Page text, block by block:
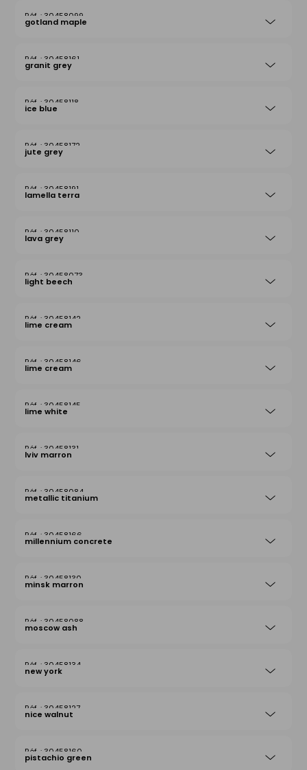
30458099
gotland maple
30458161
granit grey
30458118
ice blue
30458172
jute grey
30458191
lamella terra
30458110
lava grey
30458073
light beech
30458142
lime cream
30458146
lime cream
30458145
lime white
30458131
lviv marron
30458084
metallic titanium
30458166
millennium concrete
30458130
minsk marron
30458088
moscow ash
30458134
new york
30458127
nice walnut
30458160
pistachio green